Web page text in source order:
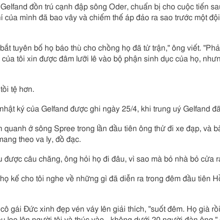
đồn trú cạnh đập sông Oder, chuẩn bị cho cuộc tiến
của mình đã bao vây và chiếm thế áp đảo ra sao trước một
tuyên bố họ báo thù cho chồng họ đã tử trận," ông viết.
tôi xin được đâm lưỡi lê vào bộ phận sinh dục của họ,
tệ hơn.
ký của Gelfand được ghi ngày 25/4, khi trung uý Gelfand
quanh ở sông Spree trong lần đầu tiên ông thử đi xe đạp, và
theo va ly, đồ đạc.
câu chăng, ông hỏi họ đi đâu, vì sao mà bỏ nhà bỏ cửa
kể cho tôi nghe về những gì đã diễn ra trong đêm đầu tiên
gái Đức xinh đẹp vén váy lên giải thích, "suốt đêm. Họ già